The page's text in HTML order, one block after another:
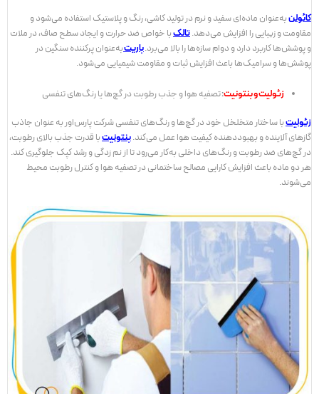
کائولنبه‌عنوان ماده‌ای سفید و نرم در تولید کاشی، رنگ و پلاستیک استفاده می‌شود و
مقاومت و زیبایی را افزایش می‌دهد.تالکبا خواص ضد حرارت و ایجاد سطح صاف، در ملات
و پوشش‌ها کاربرد دارد و دوام سازه‌ها را بالا می‌برد.باریتبه‌عنوان پرکننده سنگین در
پوشش‌ها و سرامیک‌ها باعث افزایش ثبات و مقاومت شیمیایی می‌شود.
زئولیت و بنتونیت:تصفیه هوا و جذب رطوبت در گچ‌ها یا رنگ‌های تنفسی
زئولیتبا ساختار متخلخل خود در گچ‌ها و رنگ‌های تنفسی شرکت پارس‌اور به عنوان جاذب
گازهای آلاینده و بهبوددهنده کیفیت هوا عمل می‌کند.بنتونیتبا قدرت جذب بالای رطوبت،
در گچ‌های ضد‌ رطوبت و رنگ‌های داخلی به‌کار می‌رود تا از نم ‌زدگی و رشد کپک جلوگیری کند.
هر دو ماده باعث افزایش کارایی مصالح ساختمانی در تصفیه هوا و کنترل رطوبت محیط
می‌شوند.